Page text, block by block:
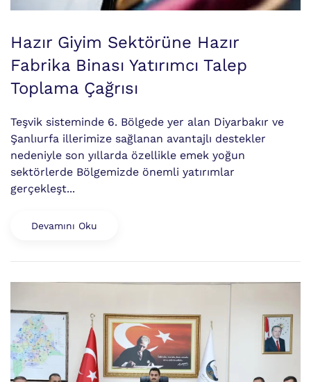
Hazır Giyim Sektörüne Hazır
Fabrika Binası Yatırımcı Talep
Toplama Çağrısı
Teşvik sisteminde 6. Bölgede yer alan Diyarbakır ve
Şanlıurfa illerimize sağlanan avantajlı destekler
nedeniyle son yıllarda özellikle emek yoğun
sektörlerde Bölgemizde önemli yatırımlar
gerçekleşt...
Devamını Oku